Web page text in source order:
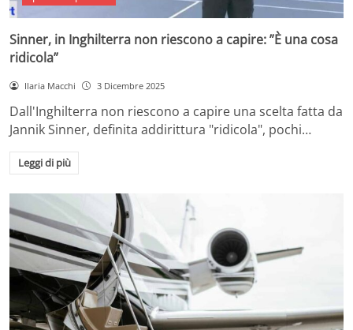
Sinner, in Inghilterra non riescono a capire: ”È una cosa
ridicola”
Ilaria Macchi 3 Dicembre 2025
Dall'Inghilterra non riescono a capire una scelta fatta da
Jannik Sinner, definita addirittura "ridicola", pochi…
Leggi di più